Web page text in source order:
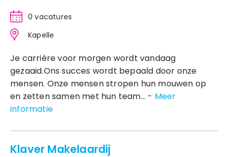
0 vacatures
Kapelle
Je carrière voor morgen wordt vandaag
gezaaid.Ons succes wordt bepaald door onze
mensen. Onze mensen stropen hun mouwen op
en zetten samen met hun team... - Meer
informatie
Klaver Makelaardij